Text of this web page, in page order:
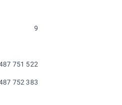
9
751 522
752 383